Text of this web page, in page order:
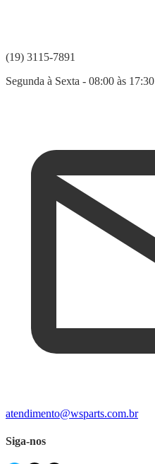
(19) 3115-7891
Segunda à Sexta - 08:00 às 17:30
atendimento@wsparts.com.br
Siga-nos